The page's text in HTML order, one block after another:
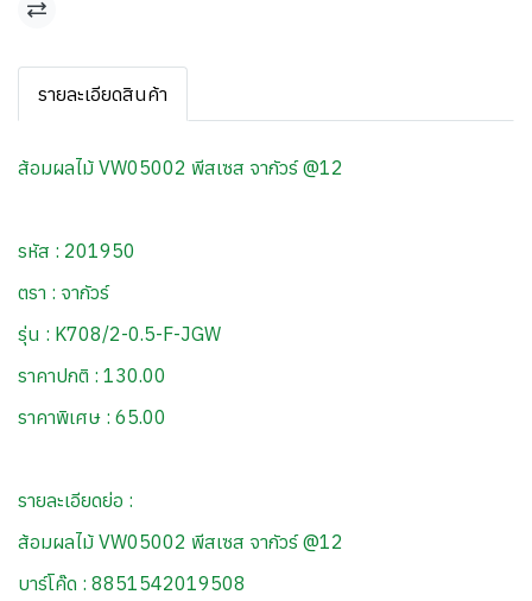
รายละเอียดสินค้า
ส้อมผลไม้ VW05002 พีสเซส จากัวร์ @12
รหัส : 201950
ตรา : จากัวร์
รุ่น : K708/2-0.5-F-JGW
ราคาปกติ : 130.00
ราคาพิเศษ : 65.00
รายละเอียดย่อ :
ส้อมผลไม้ VW05002 พีสเซส จากัวร์ @12
บาร์โค๊ด : 8851542019508